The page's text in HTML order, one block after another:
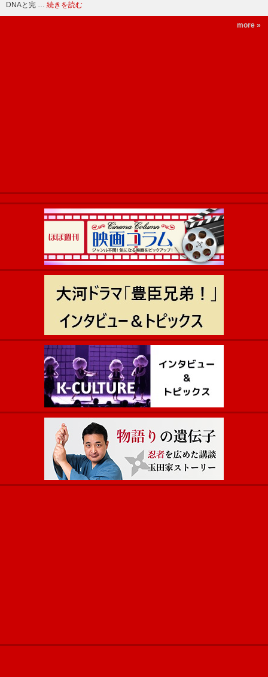
DNAと完 … 続きを読む
more »